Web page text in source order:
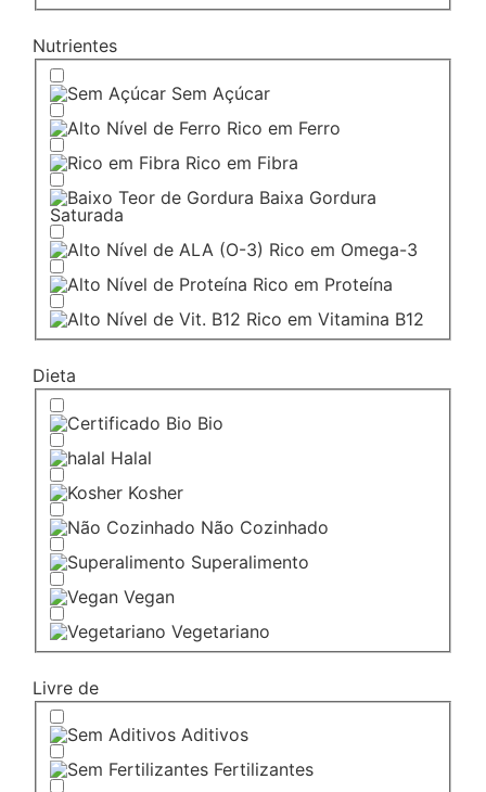
Nutrientes
Sem Açúcar
Rico em Ferro
Rico em Fibra
Baixa Gordura
Saturada
Rico em Omega-3
Rico em Proteína
Rico em Vitamina B12
Dieta
Bio
Halal
Kosher
Não Cozinhado
Superalimento
Vegan
Vegetariano
Livre de
Aditivos
Fertilizantes